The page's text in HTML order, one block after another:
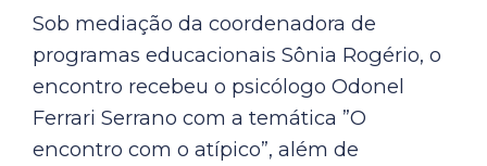
Sob mediação da coordenadora de
programas educacionais Sônia Rogério, o
encontro recebeu o psicólogo Odonel
Ferrari Serrano com a temática ”O
encontro com o atípico”, além de